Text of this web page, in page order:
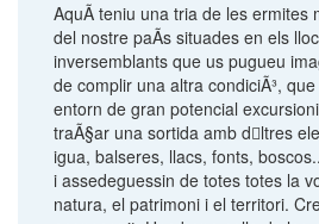
AquÃ­ teniu una tria de les ermites
del nostre paÃ­s situades en els
inversemblants que us pugueu
de complir una altra condiciÃ³,
entorn de gran potencial
traÃ§ar una sortida amb d𠆚ltres
igua, balseres, llacs, fonts,
i assedeguessin de totes totes la
natura, el patrimoni i el territori.